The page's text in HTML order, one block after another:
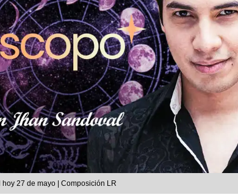
27 de mayo | Composición LR